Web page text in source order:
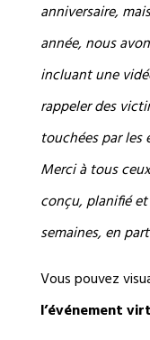
anniversaire,
année, nous
incluant une
rappeler des
touchées par les
Merci à tous
conçu, planifié
semaines, en
Vous pouvez
l’événement